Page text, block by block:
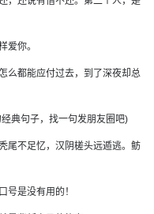
爱你。
么都能应付过去，到了深夜却总
典句子，找一句发朋友圈吧)
尾不足忆，汉阴槎头远遁逃。鲂
号是没有用的！